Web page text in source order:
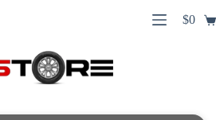
Carro
$0